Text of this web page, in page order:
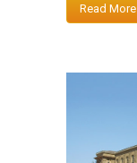
Read More